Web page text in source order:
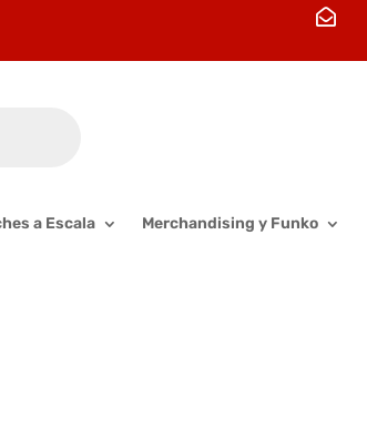

a Escala Merchandising y Funko